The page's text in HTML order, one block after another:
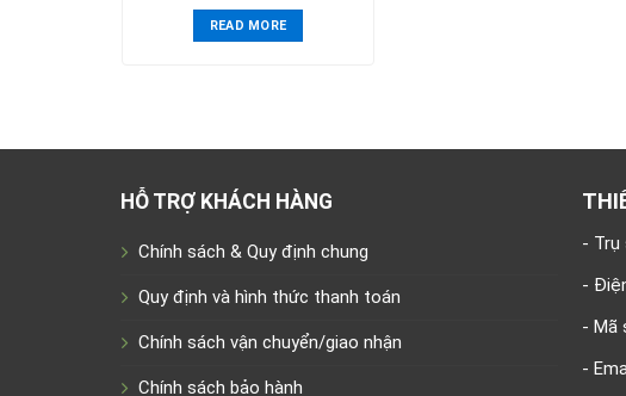
READ MORE
HỖ TRỢ KHÁCH HÀNG
Chính sách & Quy định chung
Quy định và hình thức thanh toán
Chính sách vận chuyển/giao nhận
Chính sách bảo hành
- Trụ
-
- Mã
-